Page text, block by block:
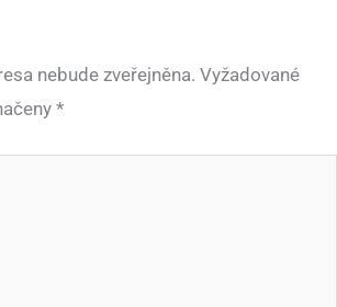
nebude zveřejněna. Vyžadované
*